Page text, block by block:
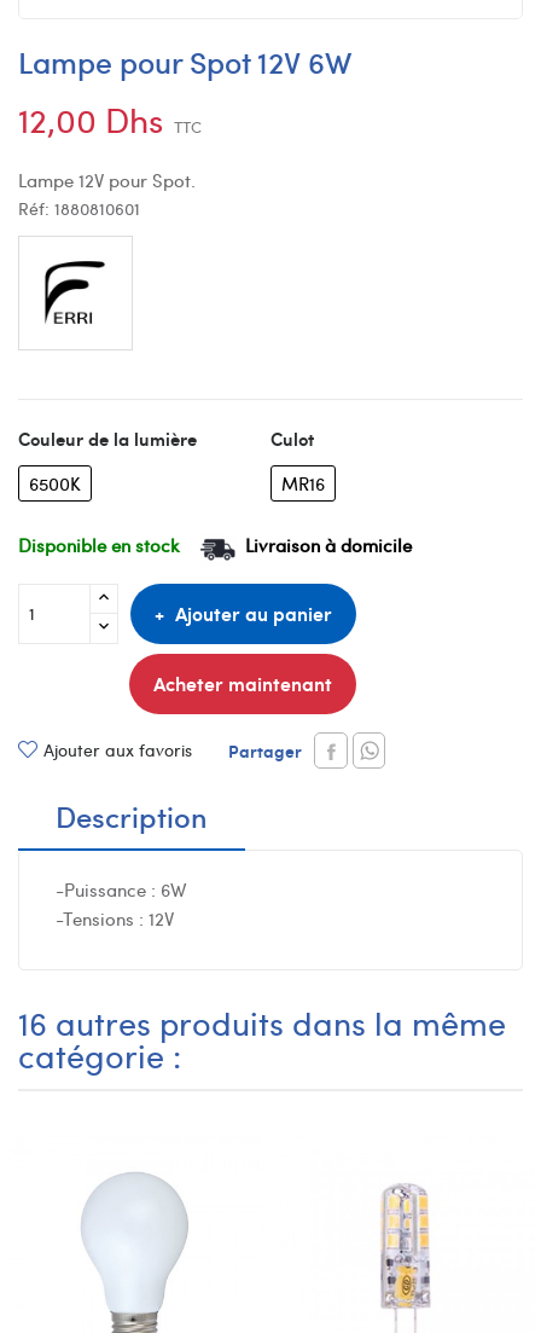
Lampe pour Spot 12V 6W
12,00 Dhs TTC
Lampe 12V pour Spot.
Réf: 1880810601
Couleur de la lumière
6500K
Culot
MR16
Disponible en stock Livraison à domicile
Ajouter au panier
Acheter maintenant
Ajouter aux favoris Partager
Description
-Puissance : 6W
-Tensions : 12V
16 autres produits dans la même
catégorie :